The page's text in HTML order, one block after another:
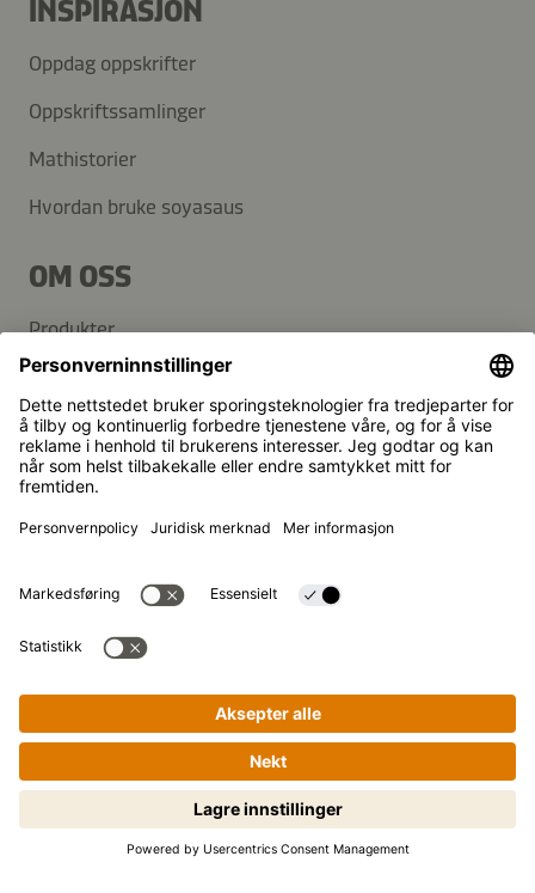
Matlaging gjort enkelt – steg for
steg! Trykk for å starte.
INSPIRASJON
Oppdag oppskrifter
Oppskriftssamlinger
Mathistorier
Hvordan bruke soyasaus
OM OSS
Produkter
Kikkoman-konsernet
Bærekraft
KUNDESERVICE
Kontakt
Nyhetsbrev
Kikkoman er et registrert varemerke for Kikkoman
Corporation, Japan.
© Kikkoman Trading Europe GmbH 2023 – 2026
Theodorstraße 180, 40472 Düsseldorf,
Commercial register no: HRB 35856 (at Düsseldorf District
Court)